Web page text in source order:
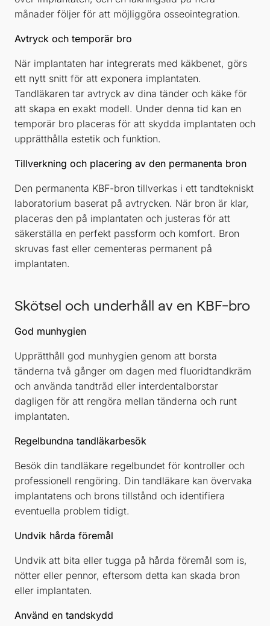
månader följer för att möjliggöra osseointegration.
Avtryck och temporär bro
När implantaten har integrerats med käkbenet, görs
ett nytt snitt för att exponera implantaten.
Tandläkaren tar avtryck av dina tänder och käke för
att skapa en exakt modell. Under denna tid kan en
temporär bro placeras för att skydda implantaten och
upprätthålla estetik och funktion.
Tillverkning och placering av den permanenta bron
Den permanenta KBF-bron tillverkas i ett tandtekniskt
laboratorium baserat på avtrycken. När bron är klar,
placeras den på implantaten och justeras för att
säkerställa en perfekt passform och komfort. Bron
skruvas fast eller cementeras permanent på
implantaten.
Skötsel och underhåll av en KBF-bro
God munhygien
Upprätthåll god munhygien genom att borsta
tänderna två gånger om dagen med fluoridtandkräm
och använda tandtråd eller interdentalborstar
dagligen för att rengöra mellan tänderna och runt
implantaten.
Regelbundna tandläkarbesök
Besök din tandläkare regelbundet för kontroller och
professionell rengöring. Din tandläkare kan övervaka
implantatens och brons tillstånd och identifiera
eventuella problem tidigt.
Undvik hårda föremål
Undvik att bita eller tugga på hårda föremål som is,
nötter eller pennor, eftersom detta kan skada bron
eller implantaten.
Använd en tandskydd